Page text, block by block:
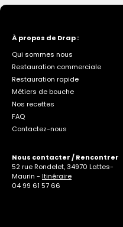
À propos de Drap :
Qui sommes nous
Restauration commerciale
Restauration rapide
Métiers de bouche
Nos recettes
FAQ
Contactez-nous
Nous contacter / Rencontrer
52 rue Rondelet, 34970 Lattes-
Maurin - Itinéraire
04 99 61 57 66